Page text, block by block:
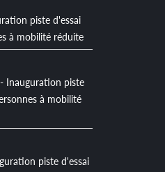
piste d'essai
à mobilité réduite
Inauguration piste
à mobilité
piste d'essai